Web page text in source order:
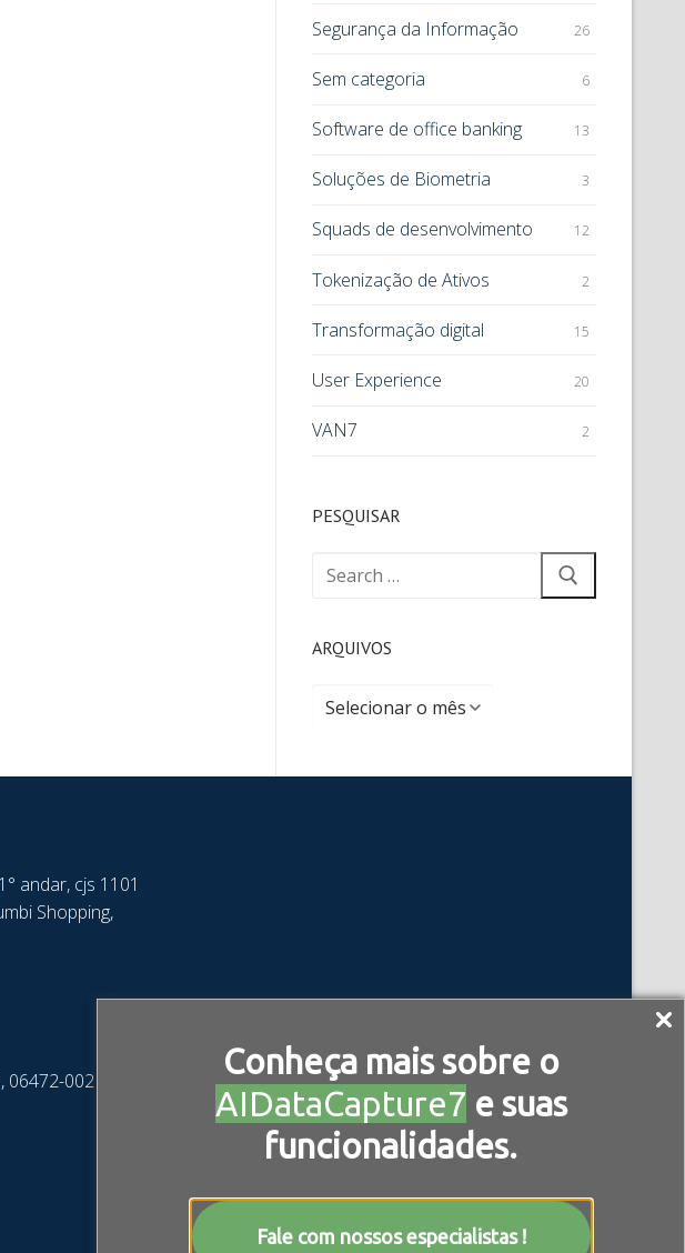
Conheça mais sobre o
AIDataCapture7 e suas
funcionalidades.
Fale com nossos especialistas !
Segurança da Informação 26
Sem categoria 6
Software de office banking 13
Soluções de Biometria 3
Squads de desenvolvimento 12
Tokenização de Ativos 2
Transformação digital 15
User Experience 20
VAN7 2
PESQUISAR
ARQUIVOS
andar, cjs 1101
Shopping,
06472-002